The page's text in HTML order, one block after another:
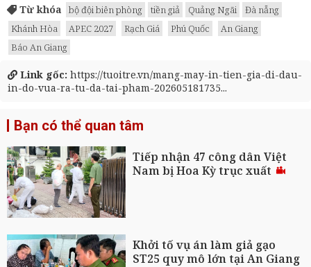
Từ khóa bộ đội biên phòng tiền giả Quảng Ngãi
Đà nẵng
Khánh Hòa
APEC 2027 Rạch Giá Phú Quốc
An Giang
Báo An Giang
Link gốc: https://tuoitre.vn/mang-may-in-tien-gia-di-dau-
in-do-vua-ra-tu-da-tai-pham-202605181735...
Bạn có thể quan tâm
Tiếp nhận 47 công dân Việt
Nam bị Hoa Kỳ trục xuất
Khởi tố vụ án làm giả gạo
ST25 quy mô lớn tại An Giang